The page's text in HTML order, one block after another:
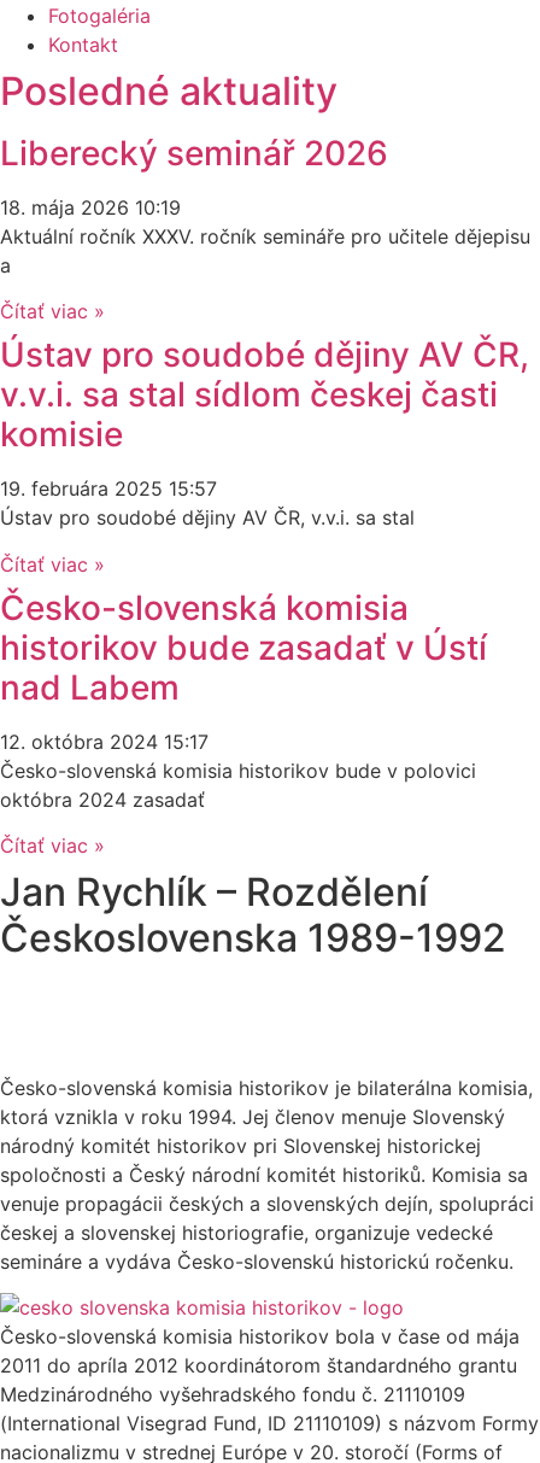
Fotogaléria
Kontakt
Posledné aktuality
Liberecký seminář 2026
18. mája 2026 10:19
Aktuální ročník XXXV. ročník semináře pro učitele dějepisu
a
Čítať viac »
Ústav pro soudobé dějiny AV ČR,
v.v.i. sa stal sídlom českej časti
komisie
19. februára 2025 15:57
Ústav pro soudobé dějiny AV ČR, v.v.i. sa stal
Čítať viac »
Česko-slovenská komisia
historikov bude zasadať v Ústí
nad Labem
12. októbra 2024 15:17
Česko-slovenská komisia historikov bude v polovici
októbra 2024 zasadať
Čítať viac »
Jan Rychlík – Rozdělení
Československa 1989-1992
Česko-slovenská komisia historikov je bilaterálna komisia,
ktorá vznikla v roku 1994. Jej členov menuje Slovenský
národný komitét historikov pri Slovenskej historickej
spoločnosti a Český národní komitét historiků. Komisia sa
venuje propagácii českých a slovenských dejín, spolupráci
českej a slovenskej historiografie, organizuje vedecké
semináre a vydáva Česko-slovenskú historickú ročenku.
Česko-slovenská komisia historikov bola v čase od mája
2011 do apríla 2012 koordinátorom štandardného grantu
Medzinárodného vyšehradského fondu č. 21110109
(International Visegrad Fund, ID 21110109) s názvom Formy
nacionalizmu v strednej Európe v 20. storočí (Forms of